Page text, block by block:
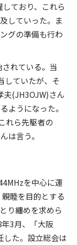
ており、これら
していった。ま
グの準備も行わ
れている。当
していたが、そ
夫(JH3OJW)さん
ようになった。
れら先駆者の
は言う。
を中心に運
睦を目的とする
り纏めを求めら
3月、「大阪
した。設立総会は